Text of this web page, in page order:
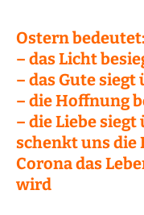
Ostern
– das Licht
– das Gute siegt
– die Hoffnung
– die Liebe siegt
schenkt uns die
Corona das
wird